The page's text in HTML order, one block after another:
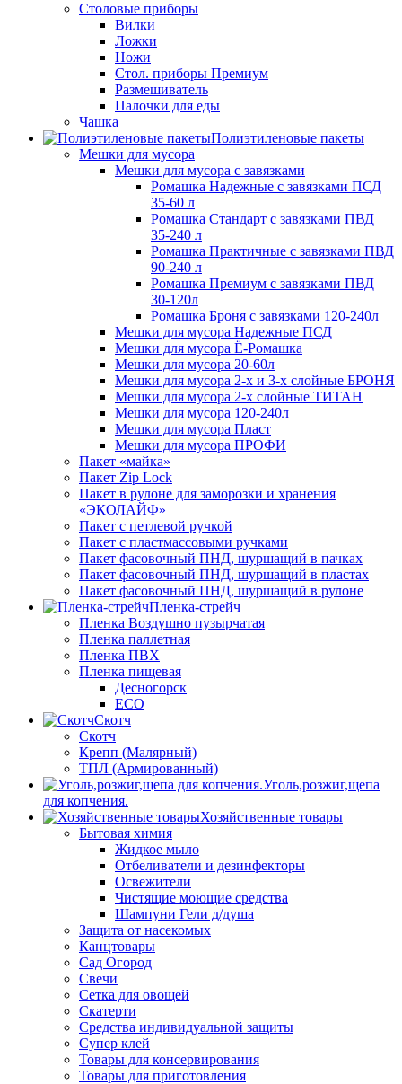
Столовые приборы
Вилки
Ложки
Ножи
Стол. приборы Премиум
Размешиватель
Палочки для еды
Чашка
Полиэтиленовые пакеты
Мешки для мусора
Мешки для мусора с завязками
Ромашка Надежные с завязками ПСД
35-60 л
Ромашка Стандарт с завязками ПВД
35-240 л
Ромашка Практичные с завязками ПВД
90-240 л
Ромашка Премиум с завязками ПВД
30-120л
Ромашка Броня с завязками 120-240л
Мешки для мусора Надежные ПСД
Мешки для мусора Ё-Ромашка
Мешки для мусора 20-60л
Мешки для мусора 2-х и 3-х слойные БРОНЯ
Мешки для мусора 2-х слойные ТИТАН
Мешки для мусора 120-240л
Мешки для мусора Пласт
Мешки для мусора ПРОФИ
Пакет «майка»
Пакет Zip Lock
Пакет в рулоне для заморозки и хранения
«ЭКОЛАЙФ»
Пакет с петлевой ручкой
Пакет с пластмассовыми ручками
Пакет фасовочный ПНД, шуршащий в пачках
Пакет фасовочный ПНД, шуршащий в пластах
Пакет фасовочный ПНД, шуршащий в рулоне
Пленка-стрейч
Пленка Воздушно пузырчатая
Пленка паллетная
Пленка ПВХ
Пленка пищевая
Десногорск
ECO
Скотч
Скотч
Крепп (Малярный)
ТПЛ (Армированный)
Уголь,розжиг,щепа
для копчения.
Хозяйственные товары
Бытовая химия
Жидкое мыло
Отбеливатели и дезинфекторы
Освежители
Чистящие моющие средства
Шампуни Гели д/душа
Защита от насекомых
Канцтовары
Сад Огород
Свечи
Сетка для овощей
Скатерти
Средства индивидуальной защиты
Супер клей
Товары для консервирования
Товары для приготовления